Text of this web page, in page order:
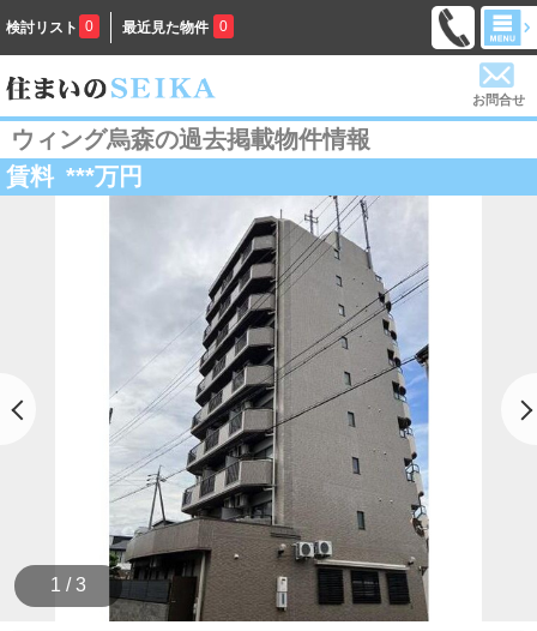
検討リスト 0 最近見た物件 0
お問合せ
ウィング烏森の過去掲載物件情報
賃料 ***万円
1 / 3